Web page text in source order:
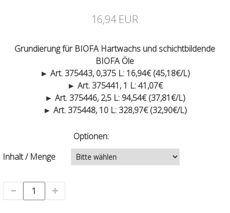
16,94 EUR
Grundierung für BIOFA Hartwachs und schichtbildende
BIOFA Öle
► Art. 375443, 0,375 L: 16,94€ (45,18€/L)
► Art. 375441, 1 L: 41,07€
► Art. 375446, 2,5 L: 94,54€ (37,81€/L)
► Art. 375448, 10 L: 328,97€ (32,90€/L)
Optionen:
Inhalt / Menge